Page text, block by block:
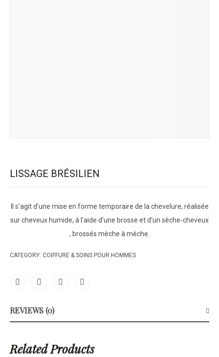
LISSAGE BRÉSILIEN
Il s’agit d’une mise en forme temporaire de la chevelure, réalisée
sur cheveux humide, à l’aide d’une brosse et d’un sèche-cheveux
, brossés mèche à mèche.
CATEGORY: COIFFURE & SOINS POUR HOMMES
REVIEWS (0)
Related Products